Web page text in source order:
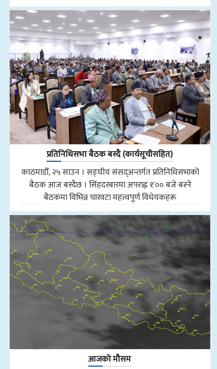
प्रतिनिधिसभा बैठक बस्दै (कार्यसूचीसहित)
काठमाडौँ, २५ साउन । सङ्घीय संसद्अन्तर्गत प्रतिनिधिसभाको
बैठक आज बस्दैछ । सिंहदरबारमा अपराह्न १ः०० बजे बस्ने
बैठकमा विभिन्न चारवटा महत्त्वपूर्ण विधेयकहरू
आजको मौसम